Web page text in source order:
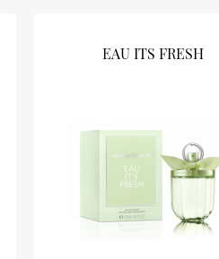
EAU ITS FRESH